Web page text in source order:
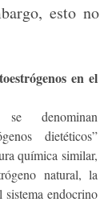
esto no
en el
denominan
dietéticos”
química similar,
natural, la
endocrino